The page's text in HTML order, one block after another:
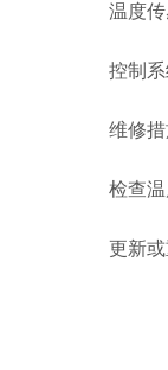
温度传
控制系
维修措
检查温度
更新或重